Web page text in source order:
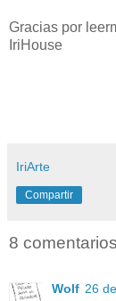
Gracias por
IriHouse
IriArte
Compartir
8
Wolf 26